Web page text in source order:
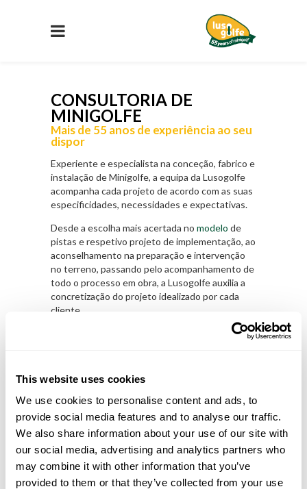
This website uses cookies
We use cookies to personalise content and ads, to
provide social media features and to analyse our traffic.
We also share information about your use of our site with
our social media, advertising and analytics partners who
may combine it with other information that you’ve
provided to them or that they’ve collected from your use
CONSULTORIA DE
MINIGOLFE
Mais de 55 anos de experiência ao seu
dispor
Experiente e especialista na conceção, fabrico e
instalação de Minigolfe, a equipa da Lusogolfe
acompanha cada projeto de acordo com as suas
especificidades, necessidades e expectativas.
Desde a escolha mais acertada no modelo de
pistas e respetivo projeto de implementação, ao
aconselhamento na preparação e intervenção
no terreno, passando pelo acompanhamento de
todo o processo em obra, a Lusogolfe auxilia a
concretização do projeto idealizado por cada
cliente.
>
Aluguer
>Manutenção
>Formação